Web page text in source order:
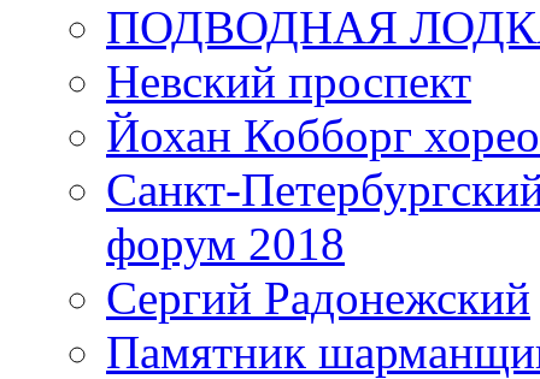
ПОДВОДНАЯ
Невский проспект
Йохан Кобборг
Санкт-
форум 2018
Сергий Радонежский
Памятник